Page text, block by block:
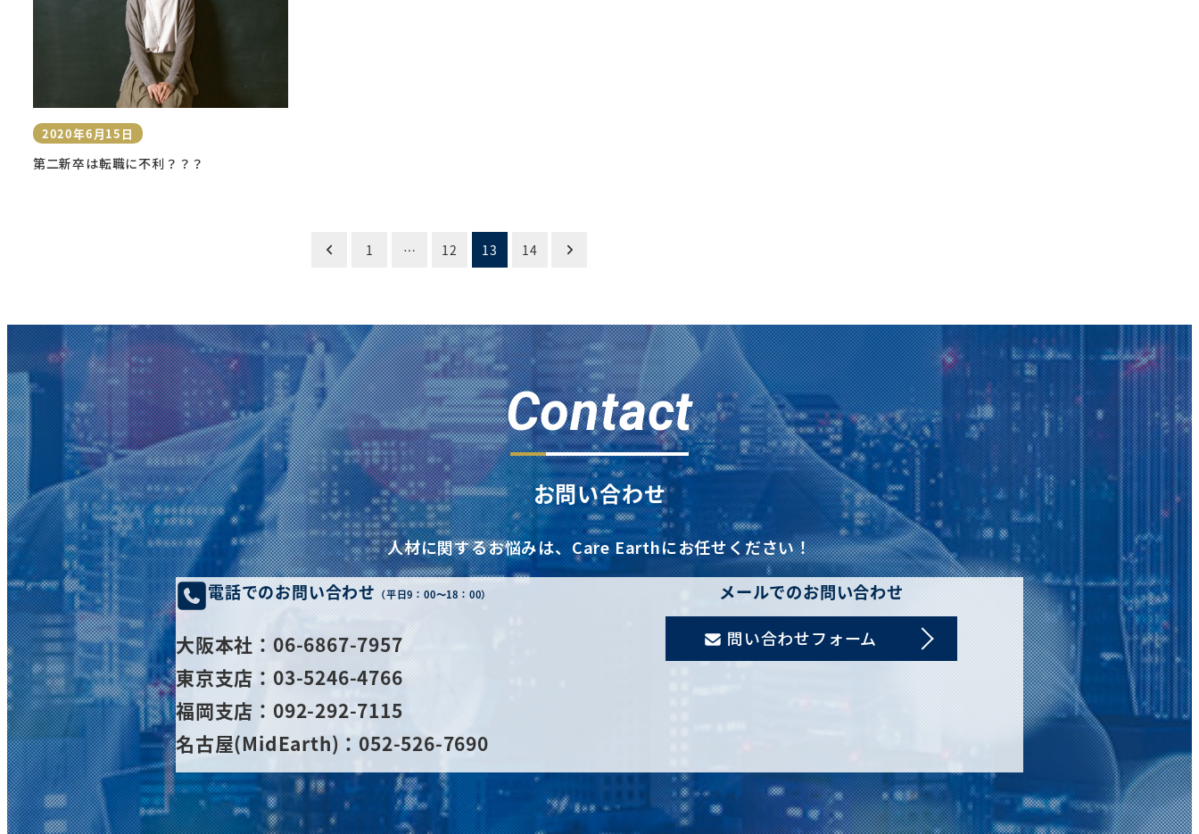
第二新卒は転職に不利？？？
投稿日
2020年6月15日
の
ペ
ー
ジ
送
り
1 … 12 13 14
Contact
お問い合わせ
人材に関するお悩みは、Care Earthにお任せください！
電話でのお問い合わせ （平日9：00〜18：00）
大阪本社 ：06-6867-7957
東京支店：03-5246-4766
福岡支店：092-292-7115
名古屋(MidEarth)：052-526-7690
メールでのお問い合わせ
問い合わせフォーム